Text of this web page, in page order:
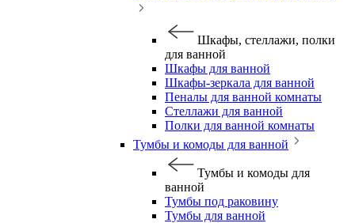
Шкафы, стеллажи, полки
для ванной
Шкафы для ванной
Шкафы-зеркала для ванной
Пеналы для ванной комнаты
Стеллажи для ванной
Полки для ванной комнаты
Тумбы и комоды для ванной
Тумбы и комоды для
ванной
Тумбы под раковину
Тумбы для ванной